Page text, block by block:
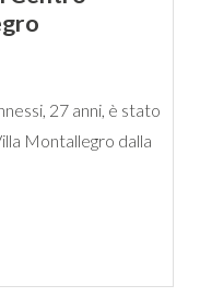
27 anni, è stato
Montallegro dalla